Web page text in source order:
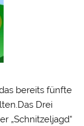
bereits fünfte
Drei
„Schnitzeljagd“